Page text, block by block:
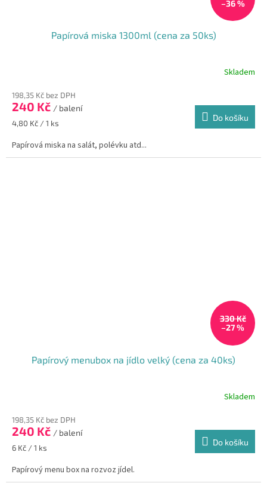
–36 %
Papírová miska 1300ml (cena za 50ks)
Skladem
198,35 Kč bez DPH
240 Kč / balení
Měrná
4,80 Kč / 1 ks
Do košíku
Papírová miska na salát, polévku atd...
330 Kč
–27 %
Papírový menubox na jídlo velký (cena za 40ks)
Skladem
198,35 Kč bez DPH
240 Kč / balení
Měrná
6 Kč / 1 ks
Do košíku
Papírový menu box na rozvoz jídel.